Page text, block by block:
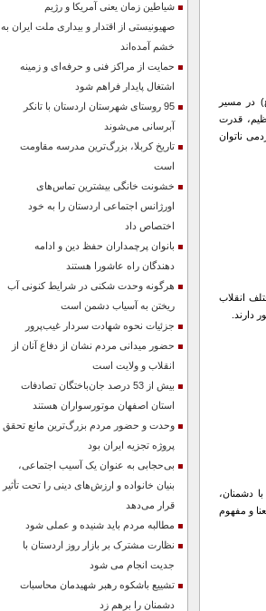
در مسیر
قدرت
ناتوان
انقلاب
دارند.
دشمنان،
و مفهوم
شیاطین زمان یعنی آمریکا و رژیم
صهیونیستی از اقتدار و بیداری ملت ایران به
خشم آمده‌اند
حمایت از مراکز فنی و حرفه‌ای و زمینه
اشتغال پایدار فراهم شود
95 روستای شهرستان اردستان با تانکر
آبرسانی می‌شوند
تاریخ کربلا، بزرگ‌ترین مدرسه مقاومت
است
خشونت خانگی بیشترین تماس‌های
اورژانس اجتماعی اردستان را به خود
اختصاص داد
بانوان پرچمداران حفظ دین و ادامه
دهندگان راه عاشورا هستند
هرگونه وحدت شکنی در شرایط کنونی آب
ریختن به آسیاب دشمن است
جزئیات نحوه شهادت سردار غیب‌پرور
حضور میدانی مردم نشان از دفاع آنان از
انقلاب و ولایت است
بیش از 53 درصد جان‌باختگان تصادفات
استان اصفهان موتورسواران هستند
وحدت و حضور مردم بزرگ‌ترین مانع تحقق
پروژه تجزیه ایران بود
بی‌حجابی به عنوان یک آسیب اجتماعی،
بنیان خانواده و ارزش‌های دینی را تحت تأثیر
قرار می‌دهد
مطالبه مردم باید شنیده و عملی شود
نظارت مشترک بر بازار روز اردستان با
جدیت انجام می شود
تشییع باشکوه رهبر شهیدمان محاسبات
دشمنان را برهم زد